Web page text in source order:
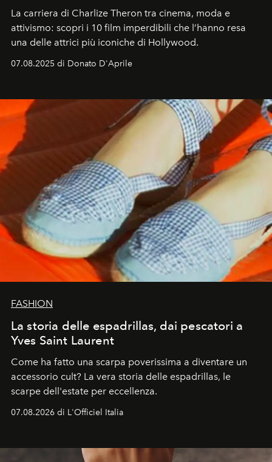
La carriera di Charlize Theron tra cinema, moda e
attivismo: scopri i 10 film imperdibili che l’hanno resa
una delle attrici più iconiche di Hollywood.
07.08.2025 di Donato D'Aprile
FASHION
La storia delle espadrillas, dai pescatori a
Yves Saint Laurent
Come ha fatto una scarpa poverissima a diventare un
accessorio cult? La vera storia delle espadrillas, le
scarpe dell'estate per eccellenza.
07.08.2026 di L'Officiel Italia